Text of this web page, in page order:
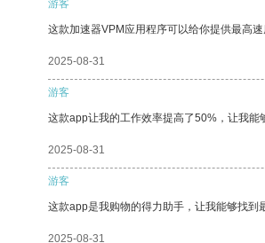
游客
这款加速器VPM应用程序可以给你提供最高
2025-08-31
游客
这款app让我的工作效率提高了50%，让我能
2025-08-31
游客
这款app是我购物的得力助手，让我能够找到
2025-08-31